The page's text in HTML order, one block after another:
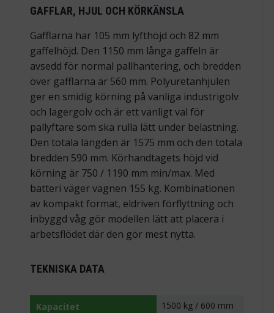
GAFFLAR, HJUL OCH KÖRKÄNSLA
Gafflarna har 105 mm lyfthöjd och 82 mm
gaffelhöjd. Den 1150 mm långa gaffeln är
avsedd för normal pallhantering, och bredden
över gafflarna är 560 mm. Polyuretanhjulen
ger en smidig körning på vanliga industrigolv
och lagergolv och är ett vanligt val för
pallyftare som ska rulla lätt under belastning.
Den totala längden är 1575 mm och den totala
bredden 590 mm. Körhandtagets höjd vid
körning är 750 / 1190 mm min/max. Med
batteri väger vagnen 155 kg. Kombinationen
av kompakt format, eldriven förflyttning och
inbyggd våg gör modellen lätt att placera i
arbetsflödet där den gör mest nytta.
TEKNISKA DATA
Kapacitet 1500 kg / 600 mm